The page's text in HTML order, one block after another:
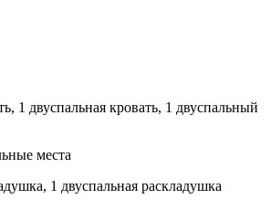
1 двуспальная кровать, 1 двуспальный
места
1 двуспальная раскладушка